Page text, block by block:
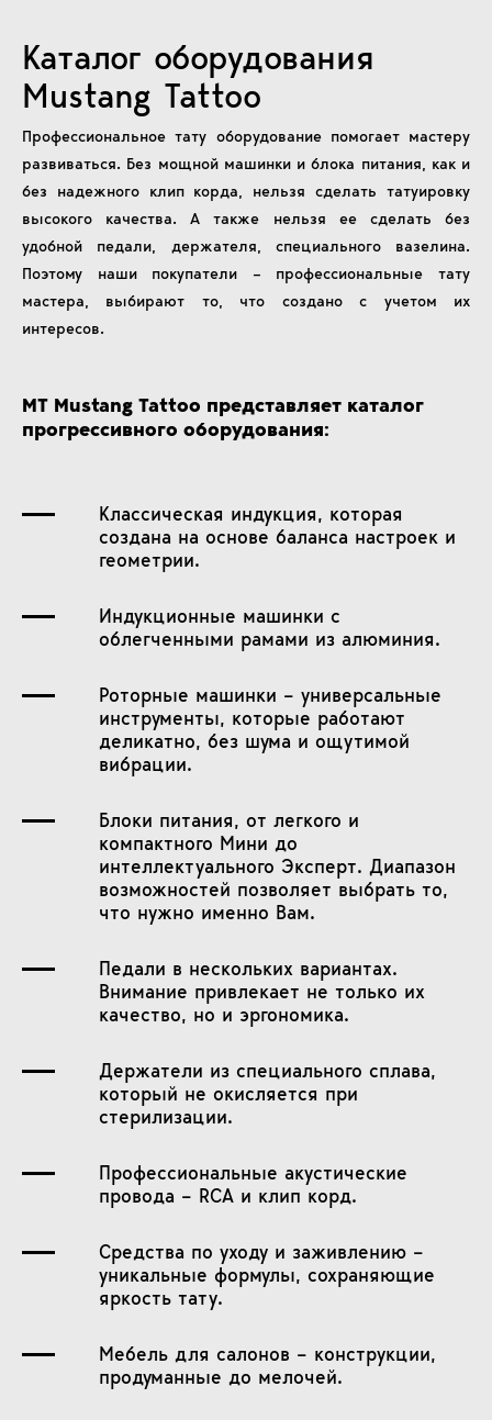
Каталог оборудования
Mustang Tattoo
Профессиональное тату оборудование помогает мастеру
развиваться. Без мощной машинки и блока питания, как и
без надежного клип корда, нельзя сделать татуировку
высокого качества. А также нельзя ее сделать без
удобной педали, держателя, специального вазелина.
Поэтому наши покупатели – профессиональные тату
мастера, выбирают то, что создано с учетом их
интересов.
MT Mustang Tattoo представляет каталог
прогрессивного оборудования:
Классическая индукция, которая
создана на основе баланса настроек и
геометрии.
Индукционные машинки с
облегченными рамами из алюминия.
Роторные машинки – универсальные
инструменты, которые работают
деликатно, без шума и ощутимой
вибрации.
Блоки питания, от легкого и
компактного Мини до
интеллектуального Эксперт. Диапазон
возможностей позволяет выбрать то,
что нужно именно Вам.
Педали в нескольких вариантах.
Внимание привлекает не только их
качество, но и эргономика.
Держатели из специального сплава,
который не окисляется при
стерилизации.
Профессиональные акустические
провода – RCA и клип корд.
Средства по уходу и заживлению –
уникальные формулы, сохраняющие
яркость тату.
Мебель для салонов – конструкции,
продуманные до мелочей.